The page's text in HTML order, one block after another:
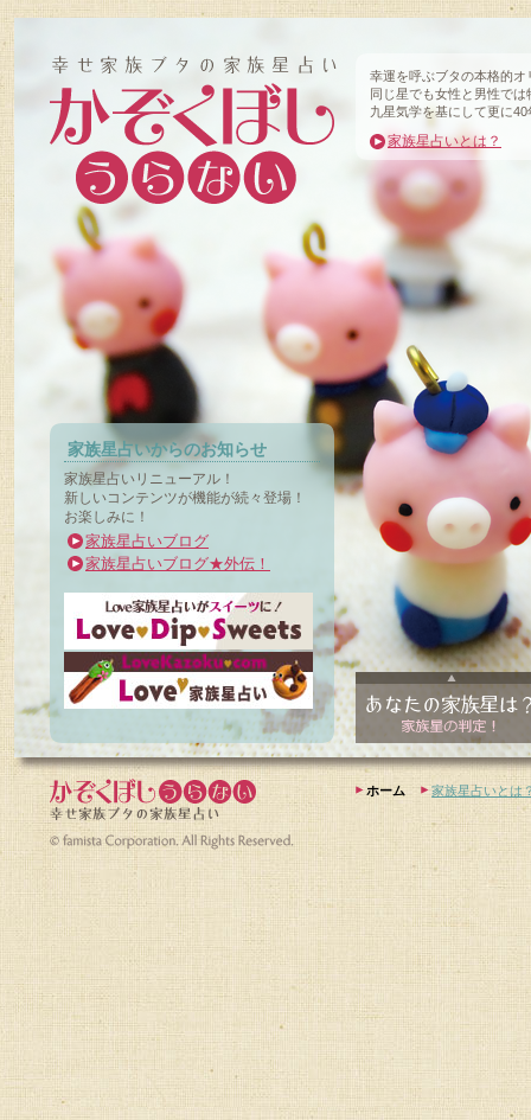
幸運を呼ぶブタの本格的
同じ星でも女性と男性で
九星気学を基にして更に
家族星占いとは？
家族星占いからのお知らせ
家族星占いリニューアル！
新しいコンテンツが機能が続々登場！
お楽しみに！
家族星占いブログ
家族星占いブログ★外伝！
ホーム 家族星占いとは